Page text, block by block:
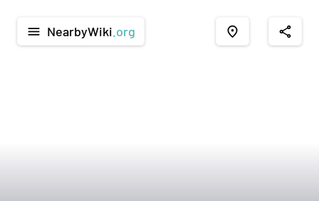
menu NearbyWiki .org place share